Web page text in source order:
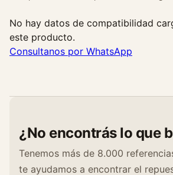
No hay datos de compatibilidad
este producto.
Consultanos por WhatsApp
¿No encontrás lo que
Tenemos más de 8.000
te ayudamos a encontrar el